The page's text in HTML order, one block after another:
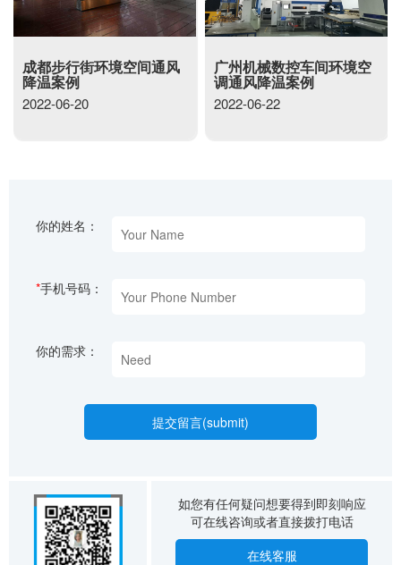
成都步行街环境空间通风
降温案例
2022-06-20
广州机械数控车间环境空
调通风降温案例
2022-06-22
你的姓名：
*手机号码：
你的需求：
如您有任何疑问想要得到即刻响应
可在线咨询或者直接拨打电话
在线客服